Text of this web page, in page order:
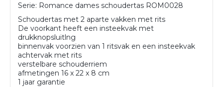
Serie: Romance dames schoudertas ROM0028
Schoudertas met 2 aparte vakken met rits
De voorkant heeft een insteekvak met
drukknopsluitlng
binnenvak voorzien van 1 ritsvak en een insteekvak
achtervak met rits
verstelbare schouderriem
afmetingen 16 x 22 x 8 cm
1 jaar garantie